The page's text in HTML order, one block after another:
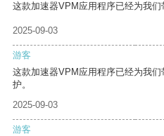
这款加速器VPM应用程序已经为我们
2025-09-03
游客
这款加速器VPM应用程序已经为我
护。
2025-09-03
游客